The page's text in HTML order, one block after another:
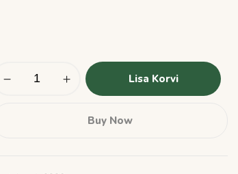
Lisa Korvi
Buy Now